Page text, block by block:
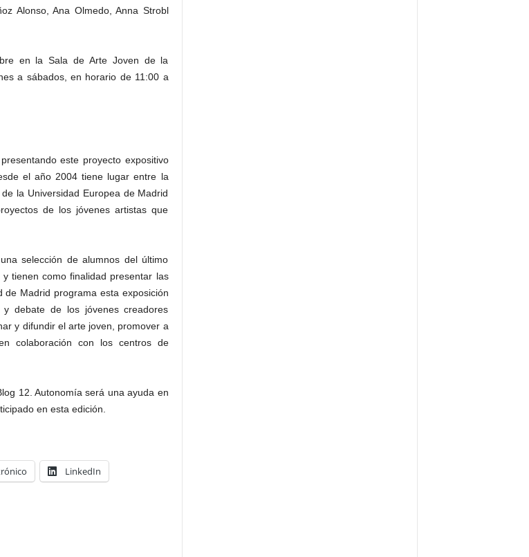
Alonso, Ana Olmedo, Anna Strobl
en la Sala de Arte Joven de la
a sábados, en horario de 11:00 a
este proyecto expositivo
el año 2004 tiene lugar entre la
la Universidad Europea de Madrid
de los jóvenes artistas que
selección de alumnos del último
tienen como finalidad presentar las
Madrid programa esta exposición
debate de los jóvenes creadores
y difundir el arte joven, promover a
colaboración con los centros de
12. Autonomía será una ayuda en
en esta edición.
LinkedIn